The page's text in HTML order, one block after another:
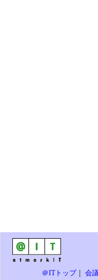
＠ITトップ｜ 会